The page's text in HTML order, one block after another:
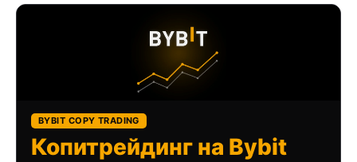
BYBIT COPY TRADING
Копитрейдинг на Bybit